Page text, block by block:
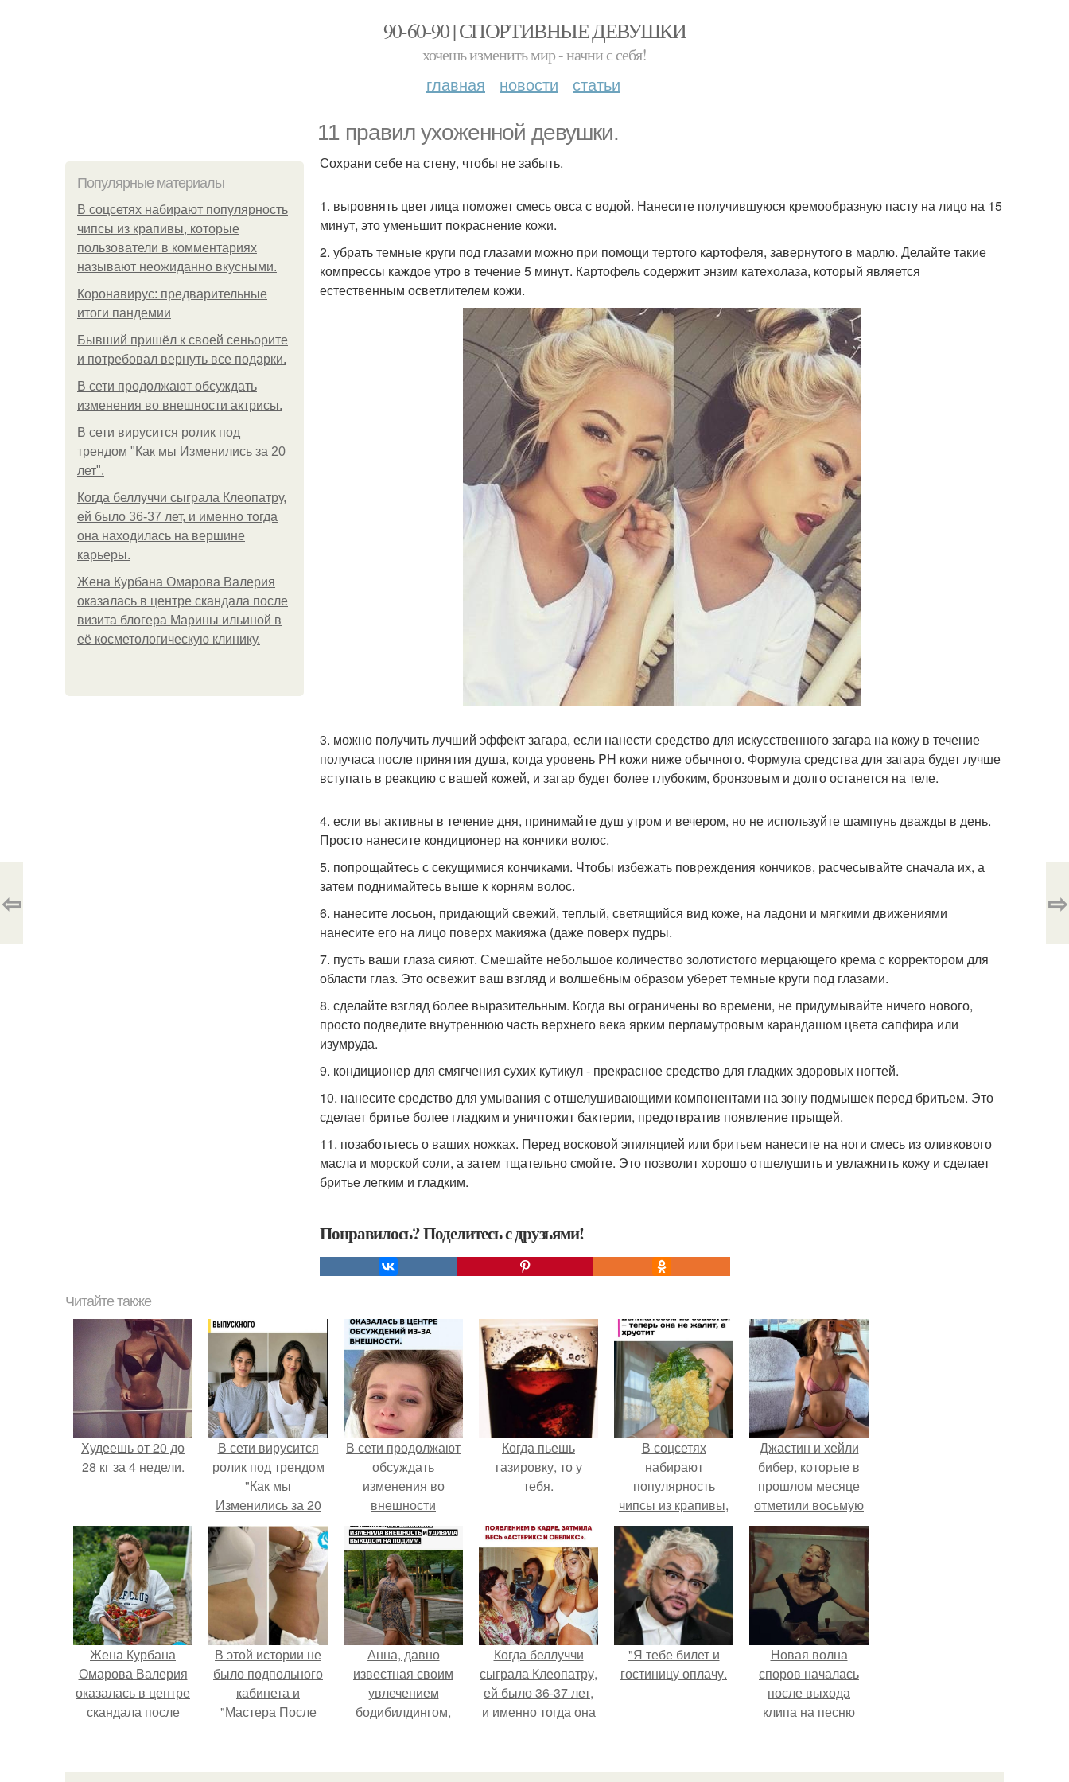
90-60-90 | СПОРТИВНЫЕ ДЕВУШКИ
хочешь изменить мир - начни с себя!
главная новости статьи
11 правил ухоженной девушки.
Популярные материалы
В соцсетях набирают популярность
чипсы из крапивы, которые
пользователи в комментариях
называют неожиданно вкусными.
Коронавирус: предварительные
итоги пандемии
Бывший пришёл к своей сеньорите
и потребовал вернуть все подарки.
В сети продолжают обсуждать
изменения во внешности актрисы.
В сети вирусится ролик под
трендом "Как мы Изменились за 20
лет".
Когда беллуччи сыграла Клеопатру,
ей было 36-37 лет, и именно тогда
она находилась на вершине
карьеры.
Жена Курбана Омарова Валерия
оказалась в центре скандала после
визита блогера Марины ильиной в
её косметологическую клинику.
Сохрани себе на стену, чтобы не забыть.
1. выровнять цвет лица поможет смесь овса с водой. Нанесите получившуюся кремообразную пасту на лицо на 15
минут, это уменьшит покраснение кожи.
2. убрать темные круги под глазами можно при помощи тертого картофеля, завернутого в марлю. Делайте такие
компрессы каждое утро в течение 5 минут. Картофель содержит энзим катехолаза, который является
естественным осветлителем кожи.
3. можно получить лучший эффект загара, если нанести средство для искусственного загара на кожу в течение
получаса после принятия душа, когда уровень PH кожи ниже обычного. Формула средства для загара будет лучше
вступать в реакцию с вашей кожей, и загар будет более глубоким, бронзовым и долго останется на теле.
4. если вы активны в течение дня, принимайте душ утром и вечером, но не используйте шампунь дважды в день.
Просто нанесите кондиционер на кончики волос.
5. попрощайтесь с секущимися кончиками. Чтобы избежать повреждения кончиков, расчесывайте сначала их, а
затем поднимайтесь выше к корням волос.
6. нанесите лосьон, придающий свежий, теплый, светящийся вид коже, на ладони и мягкими движениями
нанесите его на лицо поверх макияжа (даже поверх пудры.
7. пусть ваши глаза сияют. Смешайте небольшое количество золотистого мерцающего крема с корректором для
области глаз. Это освежит ваш взгляд и волшебным образом уберет темные круги под глазами.
8. сделайте взгляд более выразительным. Когда вы ограничены во времени, не придумывайте ничего нового,
просто подведите внутреннюю часть верхнего века ярким перламутровым карандашом цвета сапфира или
изумруда.
9. кондиционер для смягчения сухих кутикул - прекрасное средство для гладких здоровых ногтей.
10. нанесите средство для умывания с отшелушивающими компонентами на зону подмышек перед бритьем. Это
сделает бритье более гладким и уничтожит бактерии, предотвратив появление прыщей.
11. позаботьтесь о ваших ножках. Перед восковой эпиляцией или бритьем нанесите на ноги смесь из оливкового
масла и морской соли, а затем тщательно смойте. Это позволит хорошо отшелушить и увлажнить кожу и сделает
бритье легким и гладким.
Понравилось? Поделитесь с друзьями!
⇦ ⇨
Читайте также
Худеешь от 20 до
28 кг за 4 недели.
В сети вирусится
ролик под трендом
"Как мы
Изменились за 20
лет".
В сети продолжают
обсуждать
изменения во
внешности
актрисы.
Когда пьешь
газировку, то у
тебя.
В соцсетях
набирают
популярность
чипсы из крапивы,
которые
пользователи в
комментариях
называют
неожиданно
вкусными.
Джастин и хейли
бибер, которые в
прошлом месяце
отметили восьмую
годовщину
помолвки, показали
новые фото с
совместного
отдыха.
Жена Курбана
Омарова Валерия
оказалась в центре
скандала после
её
В этой истории не
было подпольного
кабинета и
"Мастера После
Анна, давно
известная своим
увлечением
бодибилдингом,
в роли модели.
Когда беллуччи
сыграла Клеопатру,
ей было 36-37 лет,
и именно тогда она
"Я тебе билет и
гостиницу оплачу.
Новая волна
споров началась
после выхода
клипа на песню